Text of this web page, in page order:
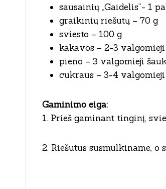
sausainių „Gaidelis”- 1
graikinių riešutų – 70 g
sviesto – 100 g
kakavos – 2-3
pieno – 3 valgomieji
cukraus – 3-4
Gaminimo eiga:
1. Prieš gaminant tinginį,
2. Riešutus susmulkiname, o